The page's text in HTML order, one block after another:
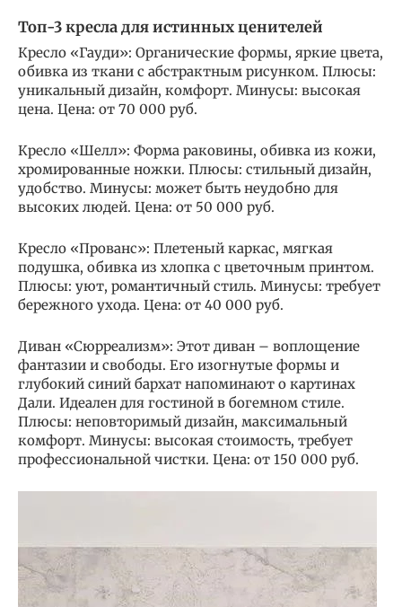
Топ-3 кресла для истинных ценителей
Кресло «Гауди»: Органические формы, яркие цвета,
обивка из ткани с абстрактным рисунком. Плюсы:
уникальный дизайн, комфорт. Минусы: высокая
цена. Цена: от 70 000 руб.
Кресло «Шелл»: Форма раковины, обивка из кожи,
хромированные ножки. Плюсы: стильный дизайн,
удобство. Минусы: может быть неудобно для
высоких людей. Цена: от 50 000 руб.
Кресло «Прованс»: Плетеный каркас, мягкая
подушка, обивка из хлопка с цветочным принтом.
Плюсы: уют, романтичный стиль. Минусы: требует
бережного ухода. Цена: от 40 000 руб.
Диван «Сюрреализм»: Этот диван – воплощение
фантазии и свободы. Его изогнутые формы и
глубокий синий бархат напоминают о картинах
Дали. Идеален для гостиной в богемном стиле.
Плюсы: неповторимый дизайн, максимальный
комфорт. Минусы: высокая стоимость, требует
профессиональной чистки. Цена: от 150 000 руб.